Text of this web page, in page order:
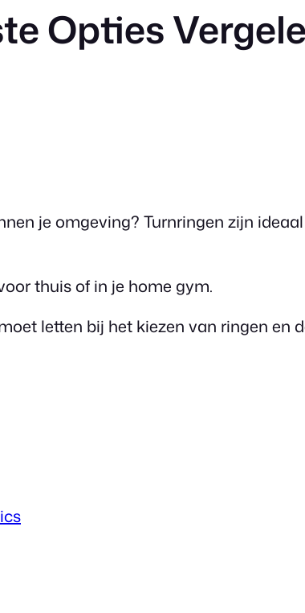
Opties
je omgeving? Turnringen zijn
thuis of in je home gym.
letten bij het kiezen van ringen en